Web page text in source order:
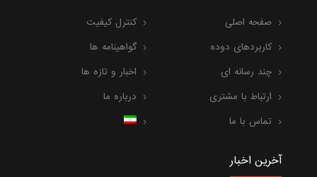
صفحه اصلی
کنترل کیفیت
کاربردهای دوده
گواهینامه ها
چند رسانه ای
اخبار و تازه ها
ارتباط با مشتری
درباره ما
تماس با ما
آخرین اخبار